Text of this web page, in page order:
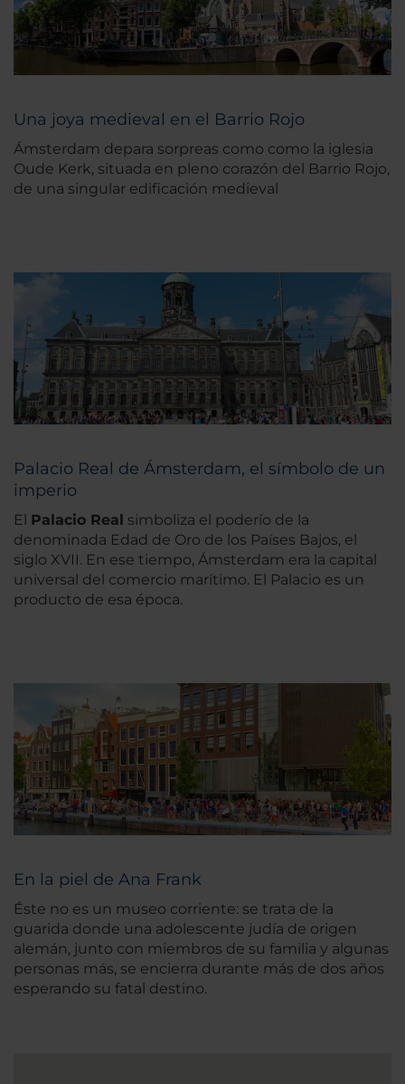
Una joya medieval en el Barrio Rojo
Ámsterdam depara sorpreas como como la iglesia
Oude Kerk, situada en pleno corazón del Barrio Rojo,
de una singular edificación medieval
Palacio Real de Ámsterdam, el símbolo de un
imperio
El Palacio Real simboliza el poderío de la
denominada Edad de Oro de los Países Bajos, el
siglo XVII. En ese tiempo, Ámsterdam era la capital
universal del comercio marítimo. El Palacio es un
producto de esa época.
En la piel de Ana Frank
Éste no es un museo corriente: se trata de la
guarida donde una adolescente judía de origen
alemán, junto con miembros de su familia y algunas
personas más, se encierra durante más de dos años
esperando su fatal destino.